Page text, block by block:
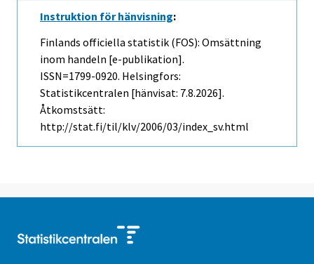
Instruktion för hänvisning:
Finlands officiella statistik (FOS): Omsättning
inom handeln [e-publikation].
ISSN=1799-0920. Helsingfors:
Statistikcentralen [hänvisat: 7.8.2026].
Åtkomstsätt:
http://stat.fi/til/klv/2006/03/index_sv.html